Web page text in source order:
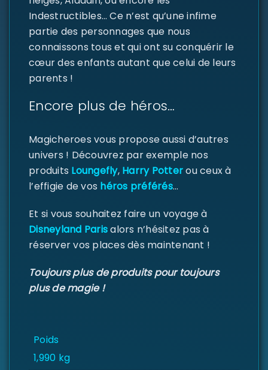
Indestructibles… Ce n’est qu’une infime
partie des personnages que nous
connaissons tous et qui ont su conquérir le
cœur des enfants autant que celui de leurs
parents !
Encore plus de héros…
Magicheroes vous propose aussi d’autres
univers ! Découvrez par exemple nos
produits Loungefly,Harry Potterou ceux à
l’effigie de vos héros préférés…
Et si vous souhaitez faire un voyage à
Disneyland Parisalors n’hésitez pas à
réserver vos places dès maintenant !
Toujours plus de produits pour toujours
plus de magie !
Poids
1,990 kg